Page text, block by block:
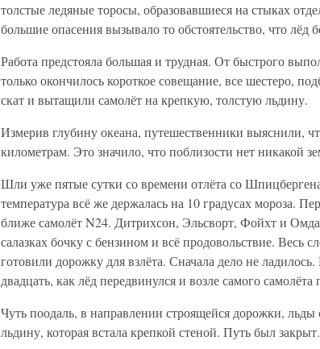
толстые ледяные торосы, образовавшиеся на стыках
большие опасения вызывало то обстоятельство, что лёд
Работа предстояла большая и трудная. От быстрого
только окончилось короткое совещание, все шестеро,
скат и вытащили самолёт на крепкую, толстую льдину.
Измерив глубину океана, путешественники выяснили,
километрам. Это значило, что поблизости нет никакой
Шли уже пятые сутки со времени отлёта со
температура всё же держалась на 10 градусах мороза.
ближе самолёт N24. Дитрихсон, Эльсворт, Фойхт и
салазках бочку с бензином и всё продовольствие. Весь
готовили дорожку для взлёта. Сначала дело не
двадцать, как лёд передвинулся и возле самого
Чуть поодаль, в направлении строящейся дорожки,
льдину, которая встала крепкой стеной. Путь был